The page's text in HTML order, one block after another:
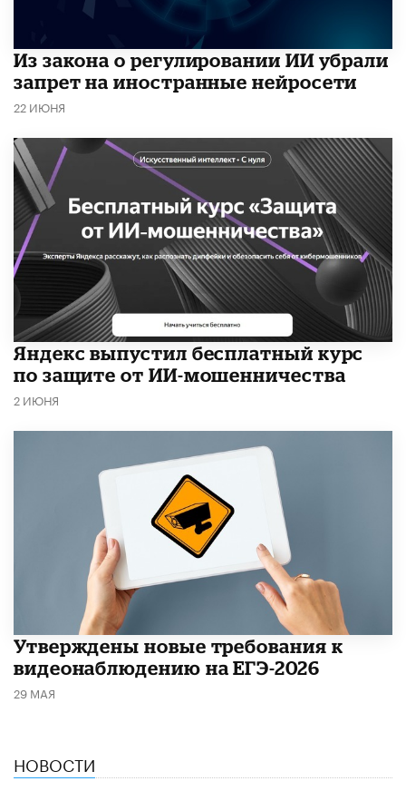
Из закона о регулировании ИИ убрали
запрет на иностранные нейросети
22 ИЮНЯ
​Яндекс выпустил бесплатный курс
по защите от ИИ-мошенничества
2 ИЮНЯ
Утверждены новые требования к
видеонаблюдению на ЕГЭ-2026
29 МАЯ
НОВОСТИ